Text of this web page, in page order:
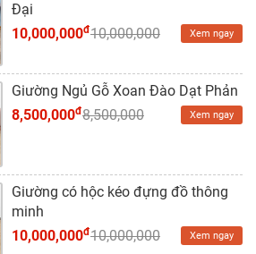
Đại
10,000,000đ10,000,000 Xem ngay
Giường Ngủ Gỗ Xoan Đào Dạt Phản
8,500,000đ8,500,000 Xem ngay
Giường có hộc kéo đựng đồ thông
minh
10,000,000đ10,000,000 Xem ngay